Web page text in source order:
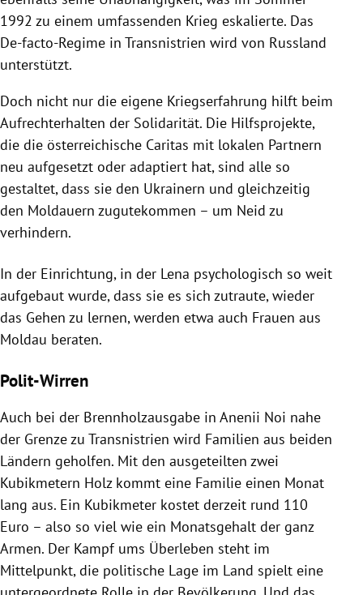
1992 zu einem umfassenden Krieg eskalierte. Das
De-facto-Regime in Transnistrien wird von Russland
unterstützt.
Doch nicht nur die eigene Kriegserfahrung hilft beim
Aufrechterhalten der Solidarität. Die Hilfsprojekte,
die die österreichische Caritas mit lokalen Partnern
neu aufgesetzt oder adaptiert hat, sind alle so
gestaltet, dass sie den Ukrainern und gleichzeitig
den Moldauern zugutekommen – um Neid zu
verhindern.
In der Einrichtung, in der Lena psychologisch so weit
aufgebaut wurde, dass sie es sich zutraute, wieder
das Gehen zu lernen, werden etwa auch Frauen aus
Moldau beraten.
Polit-Wirren
Auch bei der Brennholzausgabe in Anenii Noi nahe
der Grenze zu Transnistrien wird Familien aus beiden
Ländern geholfen. Mit den ausgeteilten zwei
Kubikmetern Holz kommt eine Familie einen Monat
lang aus. Ein Kubikmeter kostet derzeit rund 110
Euro – also so viel wie ein Monatsgehalt der ganz
Armen. Der Kampf ums Überleben steht im
Mittelpunkt, die politische Lage im Land spielt eine